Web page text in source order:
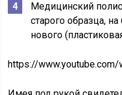
Медицинский
старого образца,
нового
https://www.youtube.com/